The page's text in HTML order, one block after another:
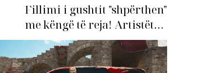
i
Fillimi i gushtit "shpërthen"
me këngë të reja! Artistët
shqiptarë hapin garën për
hitin e verës!